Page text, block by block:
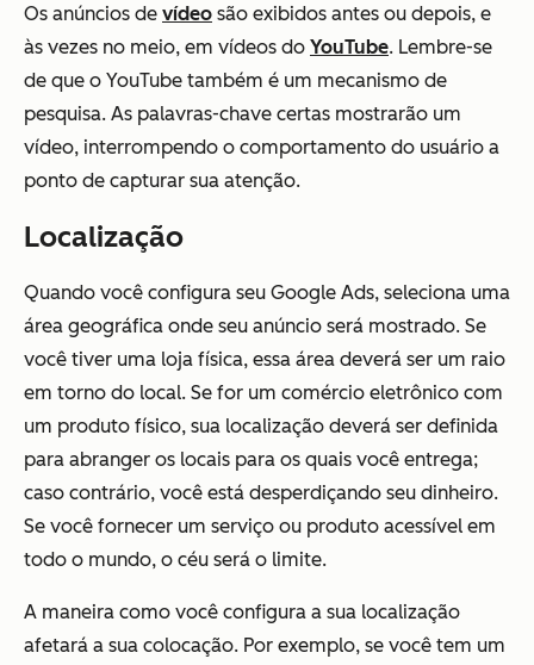
Os anúncios de vídeo são exibidos antes ou depois, e
às vezes no meio, em vídeos do YouTube. Lembre-se
de que o YouTube também é um mecanismo de
pesquisa. As palavras-chave certas mostrarão um
vídeo, interrompendo o comportamento do usuário a
ponto de capturar sua atenção.
Localização
Quando você configura seu Google Ads, seleciona uma
área geográfica onde seu anúncio será mostrado. Se
você tiver uma loja física, essa área deverá ser um raio
em torno do local. Se for um comércio eletrônico com
um produto físico, sua localização deverá ser definida
para abranger os locais para os quais você entrega;
caso contrário, você está desperdiçando seu dinheiro.
Se você fornecer um serviço ou produto acessível em
todo o mundo, o céu será o limite.
A maneira como você configura a sua localização
afetará a sua colocação. Por exemplo, se você tem um